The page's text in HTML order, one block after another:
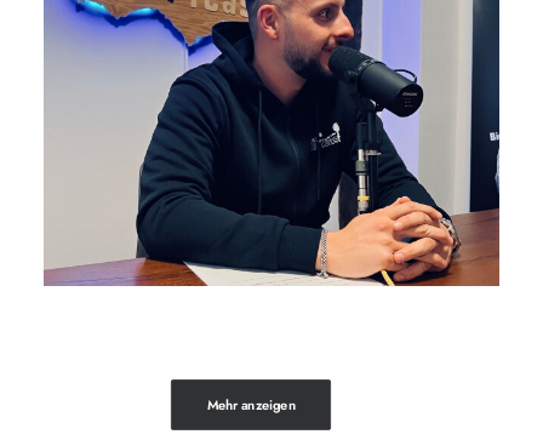
Mehr anzeigen